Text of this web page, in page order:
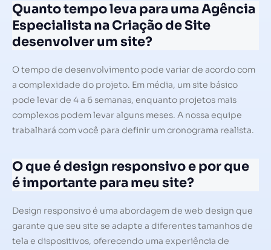
Quanto tempo leva para uma Agência
Especialista na Criação de Site
desenvolver um site?
O tempo de desenvolvimento pode variar de acordo com
a complexidade do projeto. Em média, um site básico
pode levar de 4 a 6 semanas, enquanto projetos mais
complexos podem levar alguns meses. A nossa equipe
trabalhará com você para definir um cronograma realista.
O que é design responsivo e por que
é importante para meu site?
Design responsivo é uma abordagem de web design que
garante que seu site se adapte a diferentes tamanhos de
tela e dispositivos, oferecendo uma experiência de